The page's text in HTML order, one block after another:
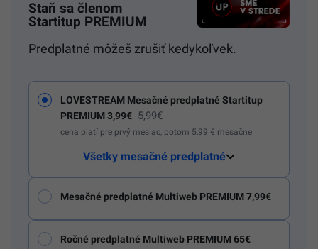
Staň sa členom
Startitup PREMIUM
Predplatné môžeš zrušiť kedykoľvek.
LOVESTREAM Mesačné predplatné Startitup
PREMIUM 3,99€ 5,99€
cena platí pre prvý mesiac, potom 5,99 € mesačne
Všetky mesačné predplatné
Mesačné predplatné Multiweb PREMIUM 7,99€
Ročné predplatné Multiweb PREMIUM 65€